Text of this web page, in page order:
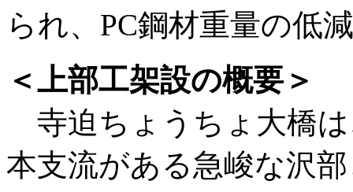
られ、PC鋼材重量の低
＜上部工架設の概要＞
寺迫ちょうちょ大橋
本支流がある急峻な沢